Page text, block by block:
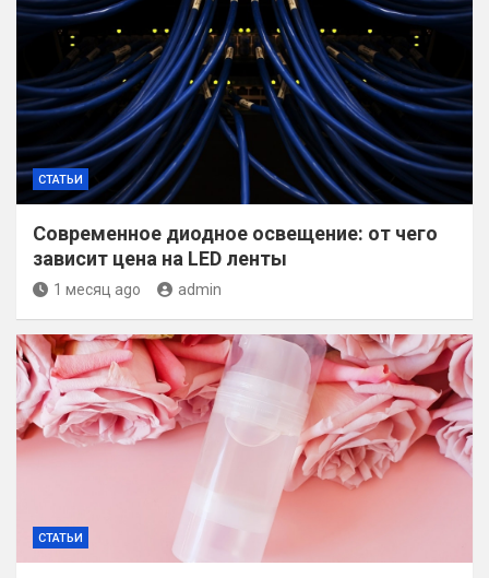
СТАТЬИ
Современное диодное освещение: от чего
зависит цена на LED ленты
1 месяц ago admin
СТАТЬИ